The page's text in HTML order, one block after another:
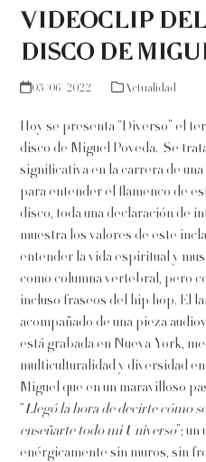
VIDEOCLIP
DISCO DE
03/06/2022 Actualidad
Hoy se presenta “Diverso” el
disco de Miguel Poveda. Se
significativa en la carrera de
para entender el flamenco de
disco, toda una declaración de
muestra los valores de este
entender la vida espiritual y
como columna vertebral, pero
incluso fraseos del hip hop. El
acompañado de una pieza
está grabada en Nueva York,
multiculturalidad y diversidad en
Miguel que en un maravilloso
Llegó la hora de decirte cómo
enseñarte todo mi Universo”;
enérgicamente sin muros, sin